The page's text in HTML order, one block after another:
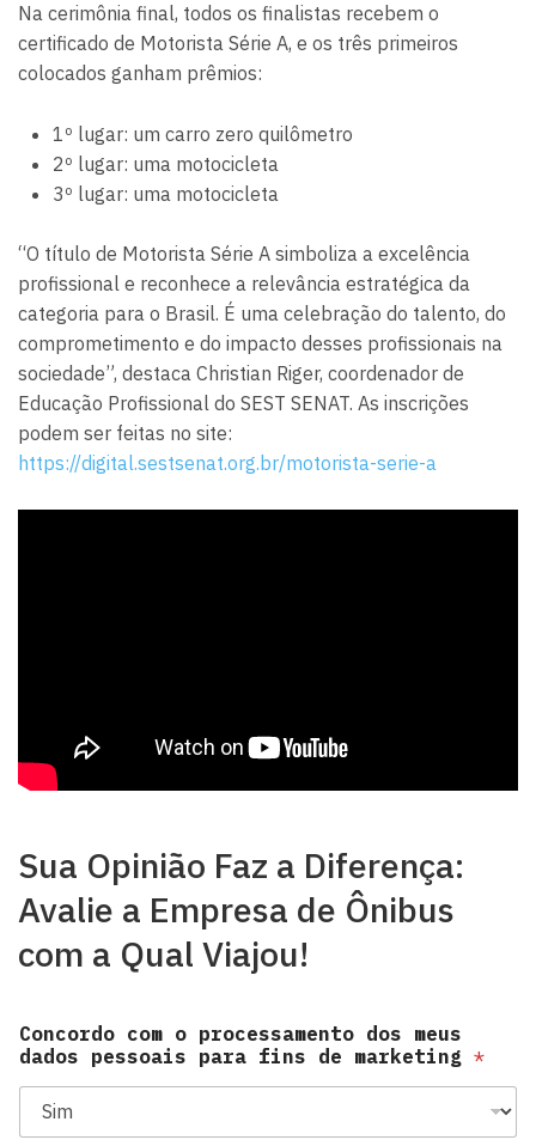
Na cerimônia final, todos os finalistas recebem o
certificado de Motorista Série A, e os três primeiros
colocados ganham prêmios:
1º lugar: um carro zero quilômetro
2º lugar: uma motocicleta
3º lugar: uma motocicleta
“O título de Motorista Série A simboliza a excelência
profissional e reconhece a relevância estratégica da
categoria para o Brasil. É uma celebração do talento, do
comprometimento e do impacto desses profissionais na
sociedade”, destaca Christian Riger, coordenador de
Educação Profissional do SEST SENAT. As inscrições
podem ser feitas no site:
https://digital.sestsenat.org.br/motorista-serie-a
Sua Opinião Faz a Diferença:
Avalie a Empresa de Ônibus
com a Qual Viajou!
Concordo com o processamento dos meus
dados pessoais para fins de marketing *